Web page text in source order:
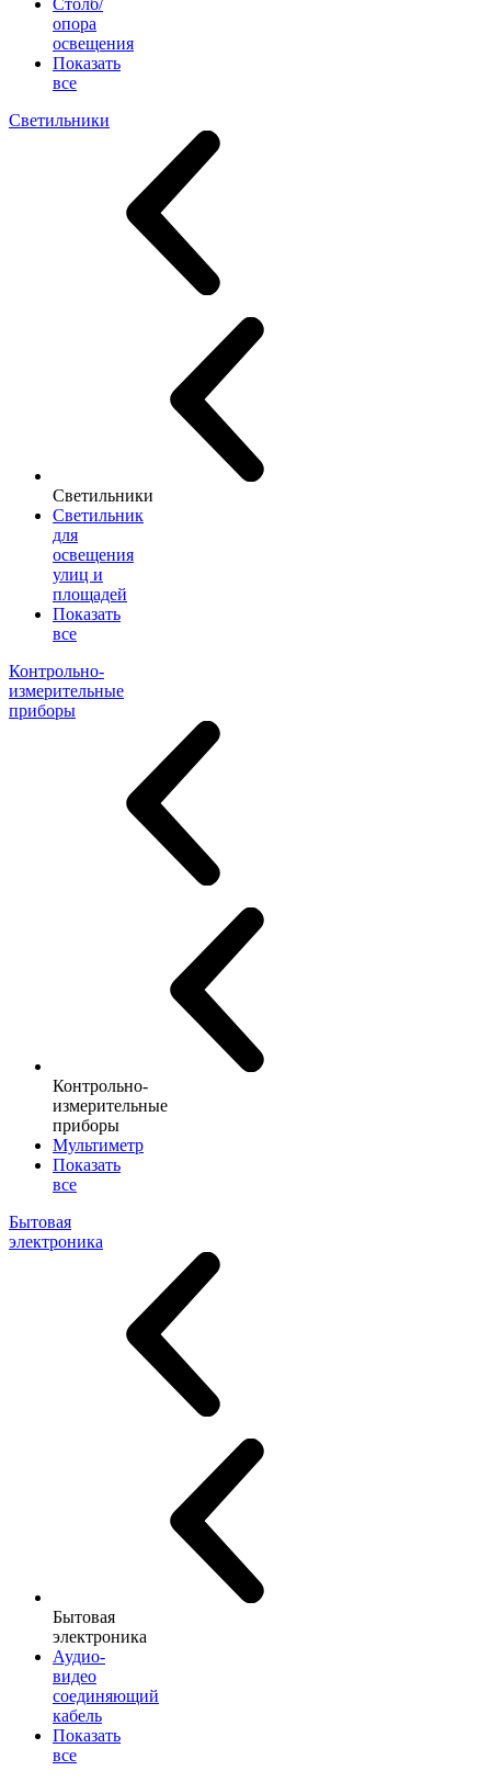
Столб/
опора
освещения
Показать
все
Светильники
Светильники
Светильник
для
освещения
улиц и
площадей
Показать
все
Контрольно-
измерительные
приборы
Контрольно-
измерительные
приборы
Мультиметр
Показать
все
Бытовая
электроника
Бытовая
электроника
Аудио-
видео
соединяющий
кабель
Показать
все